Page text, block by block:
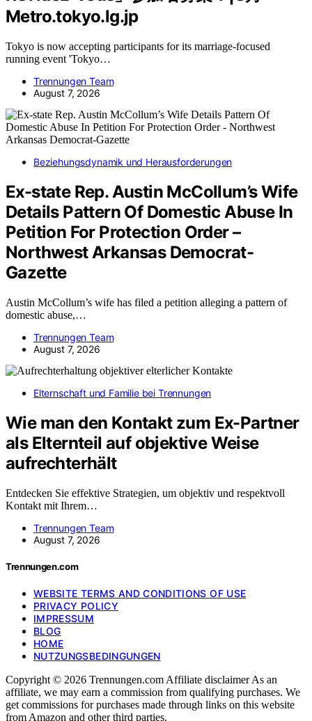
Metro.tokyo.lg.jp
Tokyo is now accepting participants for its marriage-focused
running event 'Tokyo…
Trennungen Team
August 7, 2026
Beziehungsdynamik und Herausforderungen
Ex-state Rep. Austin McCollum’s Wife
Details Pattern Of Domestic Abuse In
Petition For Protection Order –
Northwest Arkansas Democrat-
Gazette
Austin McCollum’s wife has filed a petition alleging a pattern of
domestic abuse,…
Trennungen Team
August 7, 2026
Elternschaft und Familie bei Trennungen
Wie man den Kontakt zum Ex-Partner
als Elternteil auf objektive Weise
aufrechterhält
Entdecken Sie effektive Strategien, um objektiv und respektvoll
Kontakt mit Ihrem…
Trennungen Team
August 7, 2026
Trennungen.com
WEBSITE TERMS AND CONDITIONS OF USE
PRIVACY POLICY
IMPRESSUM
BLOG
HOME
NUTZUNGSBEDINGUNGEN
Copyright © 2026 Trennungen.com Affiliate disclaimer As an
affiliate, we may earn a commission from qualifying purchases. We
get commissions for purchases made through links on this website
from Amazon and other third parties.